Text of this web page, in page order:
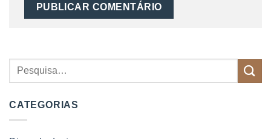
CATEGORIAS